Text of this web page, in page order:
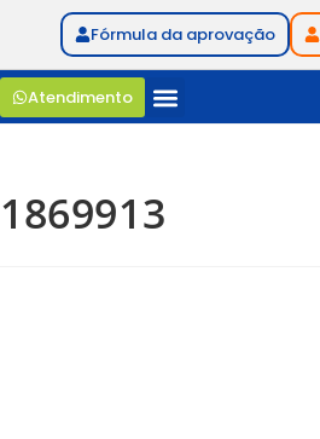
Fórmula da aprovação
Atendimento
1869913